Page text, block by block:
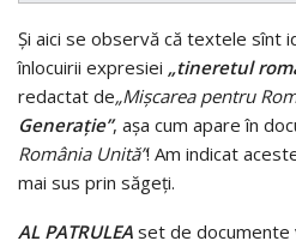
Şi aici se observă că textele sînt
înlocuirii expresiei „tineretul
redactat de„Mişcarea pentru
Generaţie”, aşa cum apare în
România Unită”! Am indicat
mai sus prin săgeţi.
AL PATRULEA set de documente